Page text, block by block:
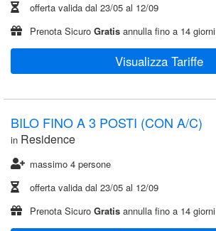
offerta valida dal 23/05 al 12/09
Prenota Sicuro Gratis annulla fino a 14 giorni
Visualizza Tariffe
BILO FINO A 3 POSTI (CON A/C)
in Residence
massimo 4 persone
offerta valida dal 23/05 al 12/09
Prenota Sicuro Gratis annulla fino a 14 giorni